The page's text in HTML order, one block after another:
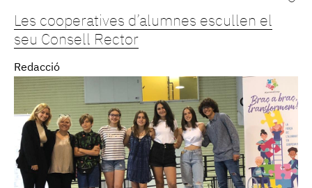
Les cooperatives d’alumnes escullen el
seu Consell Rector
Redacció